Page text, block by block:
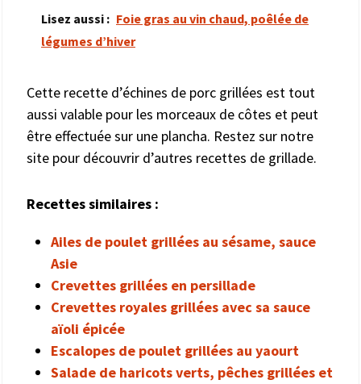
Lisez aussi : Foie gras au vin chaud, poêlée de
légumes d’hiver
Cette recette d’échines de porc grillées est tout
aussi valable pour les morceaux de côtes et peut
être effectuée sur une plancha. Restez sur notre
site pour découvrir d’autres recettes de grillade.
Recettes similaires :
Ailes de poulet grillées au sésame, sauce
Asie
Crevettes grillées en persillade
Crevettes royales grillées avec sa sauce
aïoli épicée
Escalopes de poulet grillées au yaourt
Salade de haricots verts, pêches grillées et